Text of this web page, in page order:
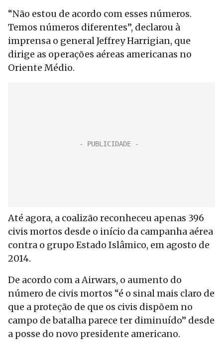
“Não estou de acordo com esses números.
Temos números diferentes”, declarou à
imprensa o general Jeffrey Harrigian, que
dirige as operações aéreas americanas no
Oriente Médio.
Até agora, a coalizão reconheceu apenas 396
civis mortos desde o início da campanha aérea
contra o grupo Estado Islâmico, em agosto de
2014.
De acordo com a Airwars, o aumento do
número de civis mortos “é o sinal mais claro de
que a proteção de que os civis dispõem no
campo de batalha parece ter diminuído” desde
a posse do novo presidente americano.